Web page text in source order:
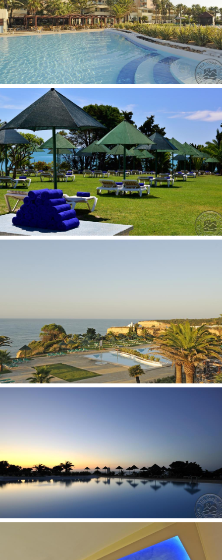
maks. 3 asm.).
Deluxe Superior Sea tipo numeriai(32 m², viršutinis
aukštas, su vaizdu į jūrą, balkonas, mini virtuvė, 2 viengulės
lovos arba 1 dvigulė, maks. 2, maks. 3 asm.).
Suite Sea tipo numeriai(53 m², su vaizdu į jūrą, balkonas,
mini virtuvė, svetainės zona su sofa, 2 viengulės lovos arba
1 dvigulė, maks. 2, maks. 3 arba 2+2 asm.).
Suite Superior Sea tipo numeriai
aukštas, vaizdas į jūrą, balkonas, mini virtuvė, svetainės
zona su sofa, 2 viengulės lovos arba 1 dvigulė, maks. 2,
maks. 3 arba 2+2 asm.).
Galima atsiskaityti kreditinėmis kortelėmis: Visa,
MasterCard, Maestro, American Express, Diners Club
Apgyvendinimas su gyvūnais:neįmanomas
Adresas:Praia Senhora da Rocha Porches / Lagoa 8400-
450 Armação de Pêra (Algarve) Portugal
Viešbučio teritorijoje
suvenyrų parduotuvė
barai: 1
uždari baseinai: 1
restoranai: 1
terasa, skirta deginimuisi
Pramogos ir sportas
treniruoklių salė 2
žaidimų kambarys 2
masažas už papildomą mokestį
teniso kortas už papildomą mokestį
Vaikams
auklė už papildomą mokestį
baseinas vaikams: yra
vaikų klubas
Vaikai nuo 8 mėn. iki 3 metų